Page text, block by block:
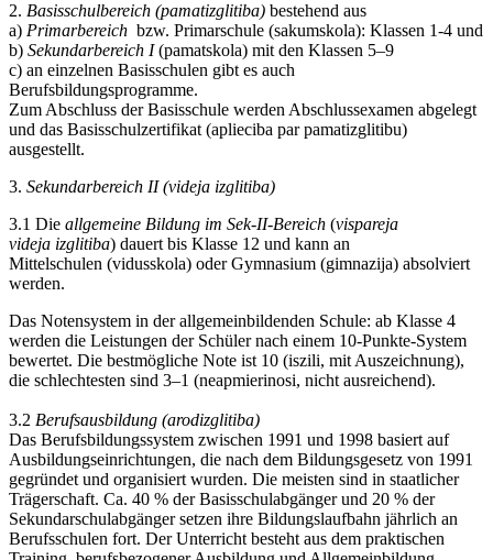
2. Basisschulbereich (pamatizglitiba) bestehend aus
a) Primarbereich bzw. Primarschule (sakumskola): Klassen 1-4 und
b) Sekundarbereich I(pamatskola) mit den Klassen 5–9
c) an einzelnen Basisschulen gibt es auch
Berufsbildungsprogramme.
Zum Abschluss der Basisschule werden Abschlussexamen abgelegt
und das Basisschulzertifikat (aplieciba par pamatizglitibu)
ausgestellt.
3. Sekundarbereich II (videja izglitiba)
3.1 Die allgemeine Bildung im Sek-II-Bereich (vispareja
videja izglitiba) dauert bis Klasse 12 und kann an
Mittelschulen (vidusskola) oder Gymnasium (gimnazija) absolviert
werden.
Das Notensystem in der allgemeinbildenden Schule: ab Klasse 4
werden die Leistungen der Schüler nach einem 10-Punkte-System
bewertet. Die bestmögliche Note ist 10 (iszili, mit Auszeichnung),
die schlechtesten sind 3–1 (neapmierinosi, nicht ausreichend).
3.2 Berufsausbildung (arodizglitiba)
Das Berufsbildungssystem zwischen 1991 und 1998 basiert auf
Ausbildungseinrichtungen, die nach dem Bildungsgesetz von 1991
gegründet und organisiert wurden. Die meisten sind in staatlicher
Trägerschaft. Ca. 40 % der Basisschulabgänger und 20 % der
Sekundarschulabgänger setzen ihre Bildungslaufbahn jährlich an
Berufsschulen fort. Der Unterricht besteht aus dem praktischen